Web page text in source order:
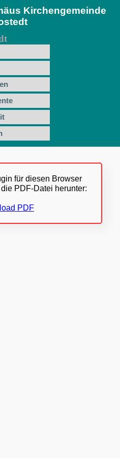
Kirchengemeinde
für diesen Browser
PDF-Datei herunter:
PDF